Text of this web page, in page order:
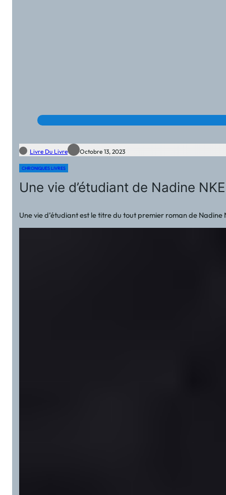
Livre Du Livre Octobre 13, 2023
CHRONIQUES LIVRES
Une vie d’étudiant de Nadine
Une vie d’étudiant est le titre du tout premier roman de